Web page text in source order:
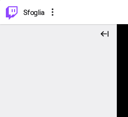
Sfoglia